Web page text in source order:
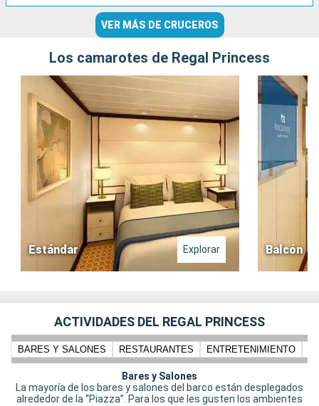
VER MÁS DE CRUCEROS
Los camarotes de Regal Princess
Estándar Explorar Balcón
ACTIVIDADES DEL REGAL PRINCESS
BARES Y SALONES RESTAURANTES ENTRETENIMIENTO
Bares y Salones
La mayoría de los bares y salones del barco están desplegados
alrededor de la “Piazza”. Para los que les gusten los ambientes